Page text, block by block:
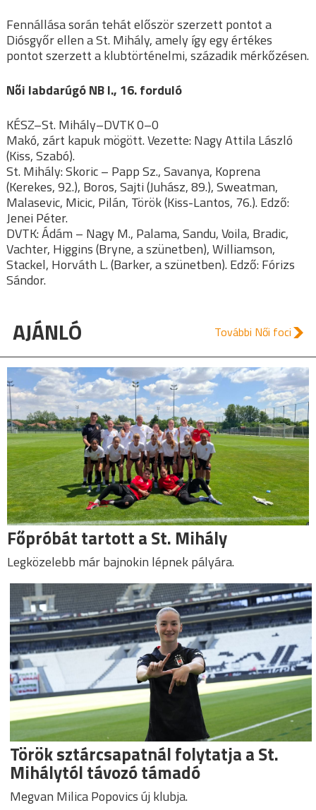
Fennállása során tehát először szerzett pontot a
Diósgyőr ellen a St. Mihály, amely így egy értékes
pontot szerzett a klubtörténelmi, századik mérkőzésen.
Női labdarúgó NB I., 16. forduló
KÉSZ–St. Mihály–DVTK 0–0
Makó, zárt kapuk mögött. Vezette: Nagy Attila László
(Kiss, Szabó).
St. Mihály: Skoric – Papp Sz., Savanya, Koprena
(Kerekes, 92.), Boros, Sajti (Juhász, 89.), Sweatman,
Malasevic, Micic, Pilán, Török (Kiss-Lantos, 76.). Edző:
Jenei Péter.
DVTK: Ádám – Nagy M., Palama, Sandu, Voila, Bradic,
Vachter, Higgins (Bryne, a szünetben), Williamson,
Stackel, Horváth L. (Barker, a szünetben). Edző: Fórizs
Sándor.
AJÁNLÓ További Női foci
Főpróbát tartott a St. Mihály
Legközelebb már bajnokin lépnek pályára.
Török sztárcsapatnál folytatja a St.
Mihálytól távozó támadó
Megvan Milica Popovics új klubja.